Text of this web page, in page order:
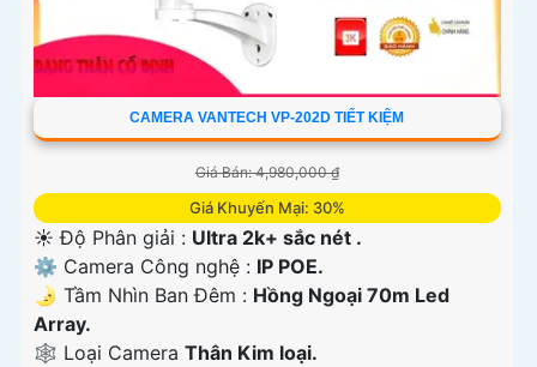
CAMERA VANTECH VP-202D TIẾT KIỆM
Giá Bán: 4,980,000 ₫
Giá Khuyến Mại: 30%
☀️ Độ Phân giải : Ultra 2k+ sắc nét .
⚙ Camera Công nghệ : IP POE.
🌛 Tầm Nhìn Ban Đêm : Hồng Ngoại 70m Led
Array.
🕸️ Loại Camera Thân Kim loại.